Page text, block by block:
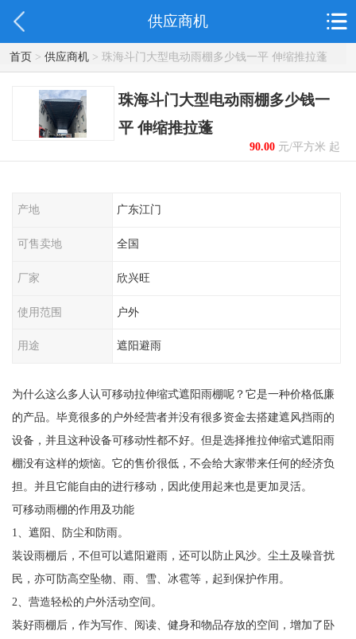
供应商机
首页> 供应商机> 珠海斗门大型电动雨棚多少钱一平 伸缩推拉蓬
珠海斗门大型电动雨棚多少钱一
平 伸缩推拉蓬
90.00元/平方米 起
产地 广东江门
可售卖地 全国
厂家 欣兴旺
使用范围 户外
用途 遮阳避雨
为什么这么多人认可移动拉伸缩式遮阳雨棚呢？它是一种价格低廉
的产品。毕竟很多的户外经营者并没有很多资金去搭建遮风挡雨的
设备，并且这种设备可移动性都不好。但是选择推拉伸缩式遮阳雨
棚没有这样的烦恼。它的售价很低，不会给大家带来任何的经济负
担。并且它能自由的进行移动，因此使用起来也是更加灵活。
可移动雨棚的作用及功能
1、遮阳、防尘和防雨。
装设雨棚后，不但可以遮阳避雨，还可以防止风沙。尘土及噪音扰
民，亦可防高空坠物、雨、雪、冰雹等，起到保护作用。
2、营造轻松的户外活动空间。
装好雨棚后，作为写作、阅读、健身和物品存放的空间，增加了卧